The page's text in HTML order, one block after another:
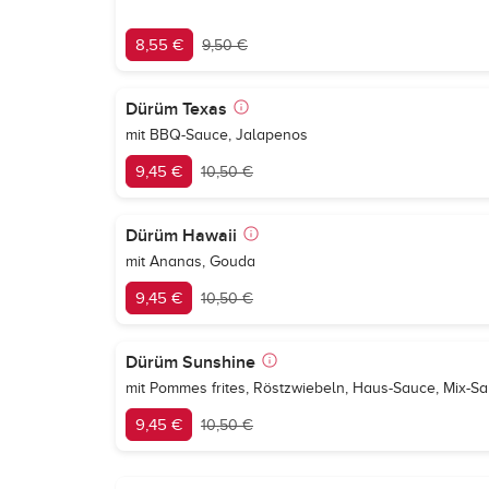
8,55 € 9,50 €
Dürüm Texas
mit BBQ-Sauce, Jalapenos
9,45 € 10,50 €
Dürüm Hawaii
mit Ananas, Gouda
9,45 € 10,50 €
Dürüm Sunshine
mit Pommes frites, Röstzwiebeln, Haus-Sauce, Mix-
9,45 € 10,50 €